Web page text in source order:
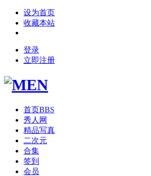
设为首页
收藏本站
登录
立即注册
首页BBS
秀人网
精品写真
二次元
合集
签到
会员